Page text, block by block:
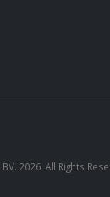
2026. All Rights